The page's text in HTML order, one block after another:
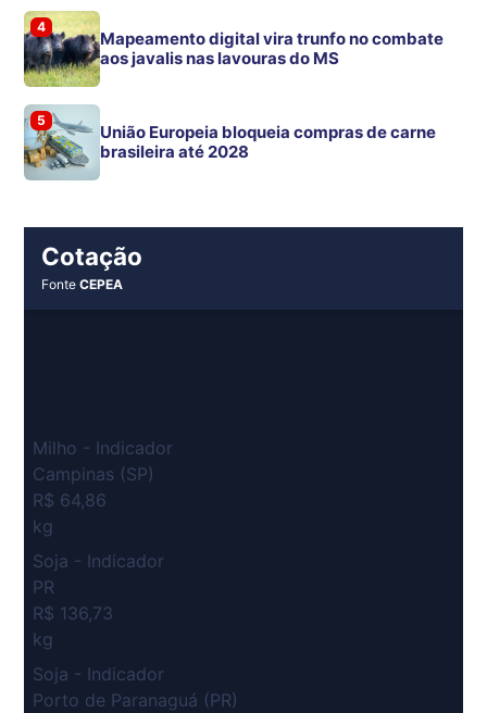
4
Mapeamento digital vira trunfo no combate
aos javalis nas lavouras do MS
5
União Europeia bloqueia compras de carne
brasileira até 2028
Cotação
FonteCEPEA
Milho - Indicador
Campinas (SP)
R$ 64,86
kg
Soja - Indicador
PR
R$ 136,73
kg
Soja - Indicador
Porto de Paranaguá (PR)